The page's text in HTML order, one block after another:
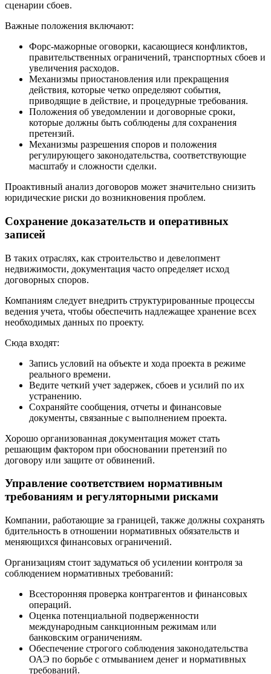
сценарии сбоев.
Важные положения включают:
Форс-мажорные оговорки, касающиеся конфликтов,
правительственных ограничений, транспортных сбоев и
увеличения расходов.
Механизмы приостановления или прекращения
действия, которые четко определяют события,
приводящие в действие, и процедурные требования.
Положения об уведомлении и договорные сроки,
которые должны быть соблюдены для сохранения
претензий.
Механизмы разрешения споров и положения
регулирующего законодательства, соответствующие
масштабу и сложности сделки.
Проактивный анализ договоров может значительно снизить
юридические риски до возникновения проблем.
Сохранение доказательств и оперативных
записей
В таких отраслях, как строительство и девелопмент
недвижимости, документация часто определяет исход
договорных споров.
Компаниям следует внедрить структурированные процессы
ведения учета, чтобы обеспечить надлежащее хранение всех
необходимых данных по проекту.
Сюда входят:
Запись условий на объекте и хода проекта в режиме
реального времени.
Ведите четкий учет задержек, сбоев и усилий по их
устранению.
Сохраняйте сообщения, отчеты и финансовые
документы, связанные с выполнением проекта.
Хорошо организованная документация может стать
решающим фактором при обосновании претензий по
договору или защите от обвинений.
Управление соответствием нормативным
требованиям и регуляторными рисками
Компании, работающие за границей, также должны сохранять
бдительность в отношении нормативных обязательств и
меняющихся финансовых ограничений.
Организациям стоит задуматься об усилении контроля за
соблюдением нормативных требований:
Всесторонняя проверка контрагентов и финансовых
операций.
Оценка потенциальной подверженности
международным санкционным режимам или
банковским ограничениям.
Обеспечение строгого соблюдения законодательства
ОАЭ по борьбе с отмыванием денег и нормативных
требований.